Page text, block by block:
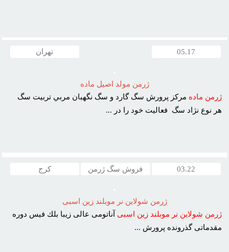
05.17 تهران
ژرمن مولد اصيل ماده
ژرمن ماده مرکز پرورش سگ گارد و سگ نگهبان مربي تربيت سگ
هر نوع نژاد سگ فعاليت خود را در ...
03.22 فروش سگ ژرمن کرج
ژرمن شولاين نر موبلند زين اسبى
ژرمن شولاين نر موبلند زين اسبى آناتومى عالى زيبا بلك فيس دوره
مقدماتى گذرونده پرورش ...